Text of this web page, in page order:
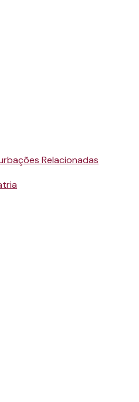
Relacionadas